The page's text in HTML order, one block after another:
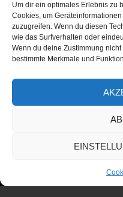
Um dir ein optimales Erlebnis zu
Cookies, um
zuzugreifen. Wenn du diesen
wie das Surfverhalten oder
Wenn du deine Zustimmung
bestimmte Merkmale und
weiter. Erfahre mehr in
unserer
Datenschutzerklärung.
Copyright © 2022